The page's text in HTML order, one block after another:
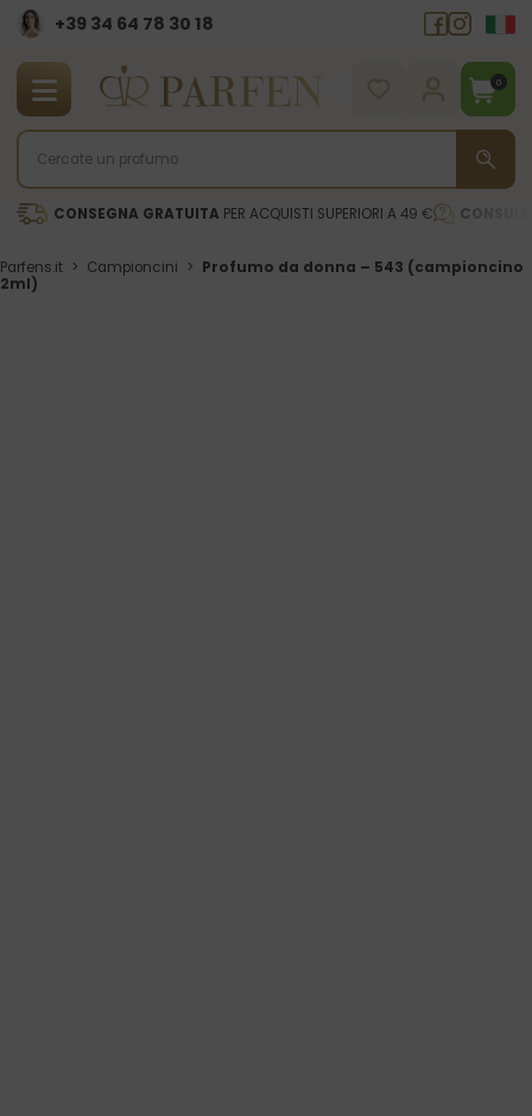
+39 34 64 78 30 18
0
CONSEGNA GRATUITA PER ACQUISTI SUPERIORI A 49 €
Parfens.it > Campioncini > Profumo da donna – 543 (campioncino
2ml)